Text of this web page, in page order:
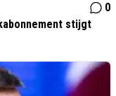
0
stijgt